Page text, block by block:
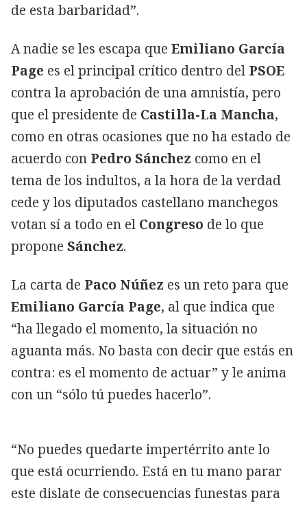
de esta barbaridad”.
A nadie se les escapa que Emiliano García
Page es el principal crítico dentro del PSOE
contra la aprobación de una amnistía, pero
que el presidente de Castilla-La Mancha,
como en otras ocasiones que no ha estado de
acuerdo con Pedro Sánchez como en el
tema de los indultos, a la hora de la verdad
cede y los diputados castellano manchegos
votan sí a todo en el Congreso de lo que
propone Sánchez.
La carta de Paco Núñez es un reto para que
Emiliano García Page, al que indica que
“ha llegado el momento, la situación no
aguanta más. No basta con decir que estás en
contra: es el momento de actuar” y le anima
con un “sólo tú puedes hacerlo”.
“No puedes quedarte impertérrito ante lo
que está ocurriendo. Está en tu mano parar
este dislate de consecuencias funestas para